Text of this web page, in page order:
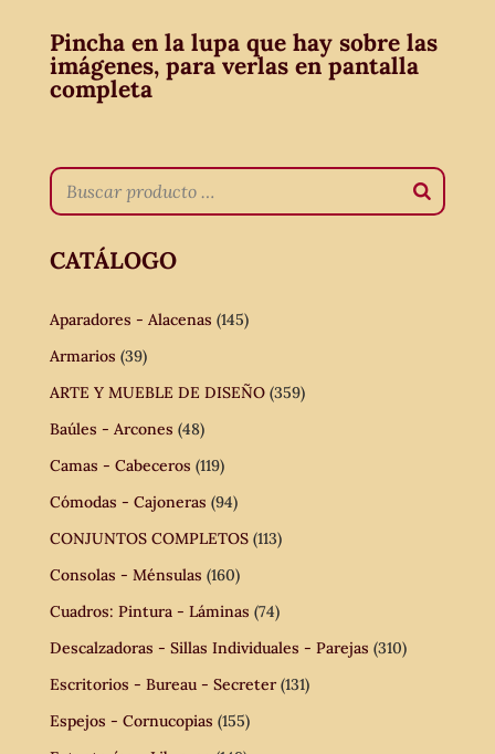
Pincha en la lupa que hay sobre las
imágenes, para verlas en pantalla
completa
CATÁLOGO
Aparadores - Alacenas (145)
Armarios (39)
ARTE Y MUEBLE DE DISEÑO (359)
Baúles - Arcones (48)
Camas - Cabeceros (119)
Cómodas - Cajoneras (94)
CONJUNTOS COMPLETOS (113)
Consolas - Ménsulas (160)
Cuadros: Pintura - Láminas (74)
Descalzadoras - Sillas Individuales - Parejas (310)
Escritorios - Bureau - Secreter (131)
Espejos - Cornucopias (155)